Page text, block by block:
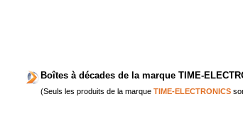
Boîtes à décades de la marque TIME-
(Seuls les produits de la marque TIME-ELECTRONICS